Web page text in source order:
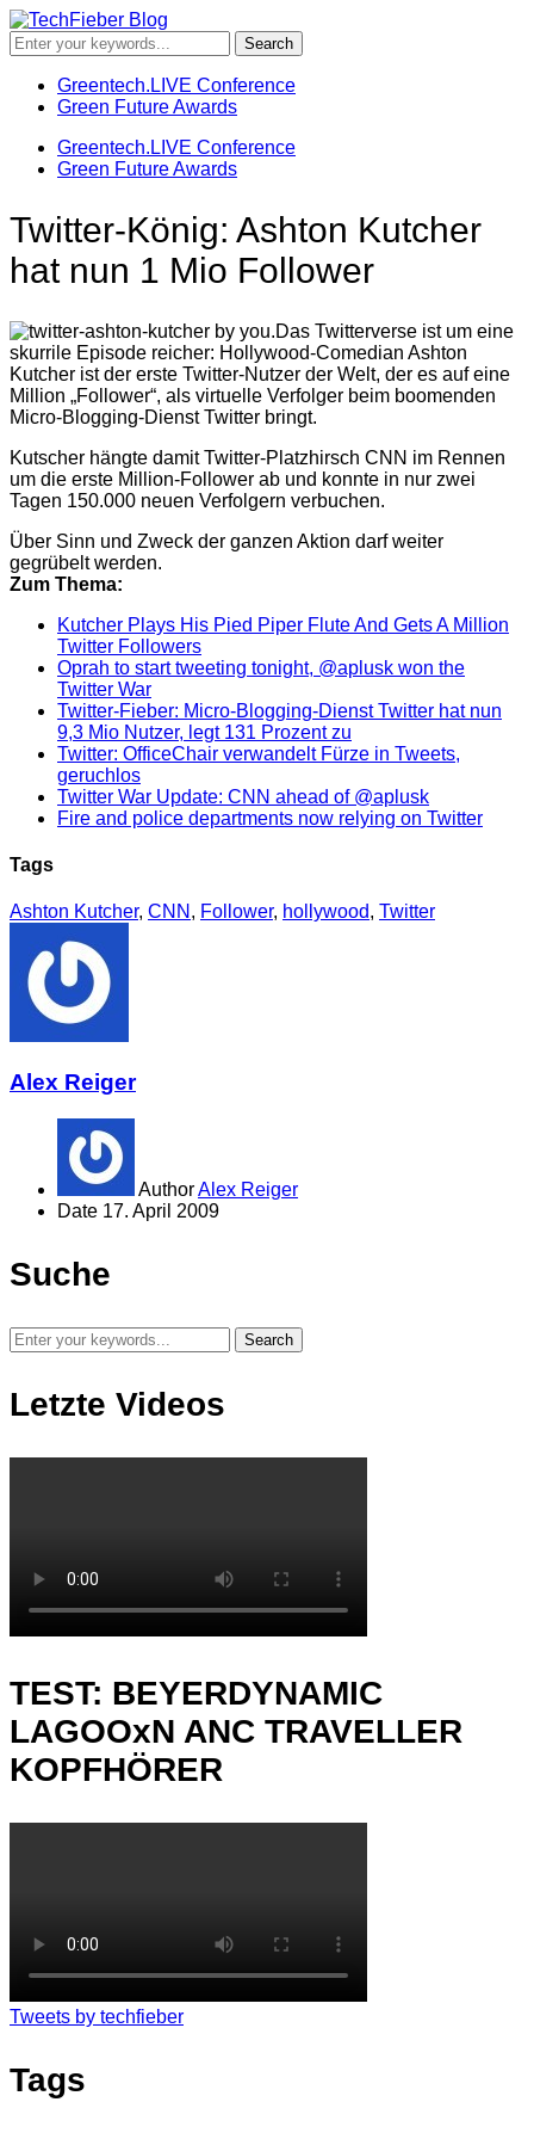
Greentech.LIVE Conference
Green Future Awards
Greentech.LIVE Conference
Green Future Awards
Twitter-König: Ashton Kutcher
hat nun 1 Mio Follower
Das Twitterverse ist um eine
skurrile Episode reicher: Hollywood-Comedian Ashton
Kutcher ist der erste Twitter-Nutzer der Welt, der es auf eine
Million „Follower“, als virtuelle Verfolger beim boomenden
Micro-Blogging-Dienst Twitter bringt.
Kutscher hängte damit Twitter-Platzhirsch CNN im Rennen
um die erste Million-Follower ab und konnte in nur zwei
Tagen 150.000 neuen Verfolgern verbuchen.
Über Sinn und Zweck der ganzen Aktion darf weiter
gegrübelt werden.
Zum Thema:
Kutcher Plays His Pied Piper Flute And Gets A Million
Twitter Followers
Oprah to start tweeting tonight, @aplusk won the
Twitter War
Twitter-Fieber: Micro-Blogging-Dienst Twitter hat nun
9,3 Mio Nutzer, legt 131 Prozent zu
Twitter: OfficeChair verwandelt Fürze in Tweets,
geruchlos
Twitter War Update: CNN ahead of @aplusk
Fire and police departments now relying on Twitter
Tags
Ashton Kutcher, CNN , Follower, hollywood, Twitter
Alex Reiger
AuthorAlex Reiger
Date 17. April 2009
Suche
Letzte Videos
TEST: BEYERDYNAMIC
LAGOOxN ANC TRAVELLER
KOPFHÖRER
Tweets by techfieber
Tags